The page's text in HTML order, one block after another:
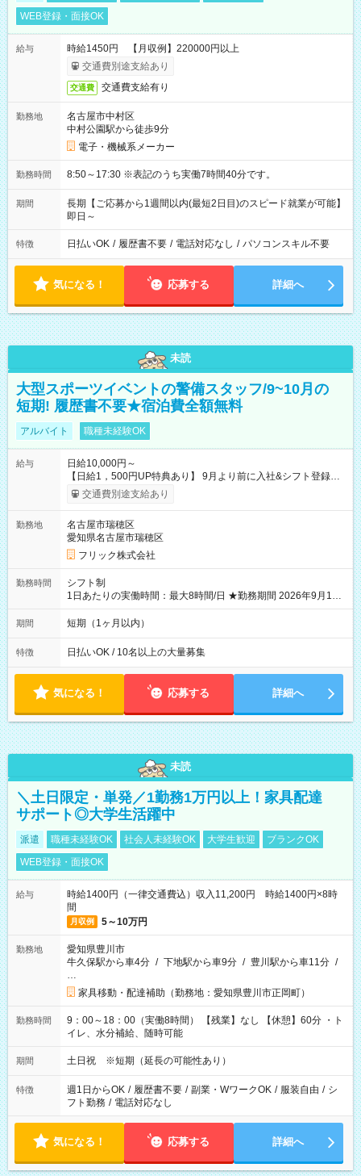
WEB登録・面接OK
給与
時給1450円 【月収例】220000円以上
交通費別途支給あり
交通費 交通費支給有り
勤務地
名古屋市中村区
中村公園駅から徒歩9分
電子・機械系メーカー
勤務時間 8:50～17:30 ※表記のうち実働7時間40分です。
期間
長期【ご応募から1週間以内(最短2日目)のスピード就業が可能】
即日～
特徴 日払いOK / 履歴書不要 / 電話対応なし / パソコンスキル不要
気になる！ 応募する 詳細へ
未読
大型スポーツイベントの警備スタッフ/9~10月の
短期! 履歴書不要★宿泊費全額無料
アルバイト 職種未経験OK
給与
日給10,000円～
【日給1，500円UP特典あり】 9月より前に入社&シフト登録す
ると 期間中(9/16~10/23) の日給がUP! 日給1万1500円でしっか
り稼げます♪ 【試用期間】試用期間なし
交通費別途支給あり
勤務地
名古屋市瑞穂区
愛知県名古屋市瑞穂区
フリック株式会社
勤務時間
シフト制
1日あたりの実働時間：最大8時間/日 ★勤務期間 2026年9月16
日~2026年10月23日 短期勤務OK! 期間中フル勤務できる方優遇
※週3~5日勤務(勤務日数応相談) ※期間前から勤務スタートも可
り ※夜勤シフトあり
期間 短期（1ヶ月以内）
特徴 日払いOK / 10名以上の大量募集
気になる！ 応募する 詳細へ
未読
＼土日限定・単発／1勤務1万円以上！家具配達
サポート◎大学生活躍中
派遣 職種未経験OK 社会人未経験OK 大学生歓迎
ブランクOK
WEB登録・面接OK
給与
時給1400円（一律交通費込）収入11,200円 時給1400円×8時
間
月収例 5～10万円
勤務地
愛知県豊川市
牛久保駅から車4分 / 下地駅から車9分 / 豊川駅から車11分 /
…
家具移動・配達補助（勤務地：愛知県豊川市正岡町）
勤務時間
9：00～18：00（実働8時間） 【残業】なし 【休憩】60分 ・ト
イレ、水分補給、随時可能
期間 土日祝 ※短期（延長の可能性あり）
特徴 週1日からOK / 履歴書不要 / 副業・WワークOK / 服装自由 / シ
フト勤務 / 電話対応なし
気になる！ 応募する 詳細へ